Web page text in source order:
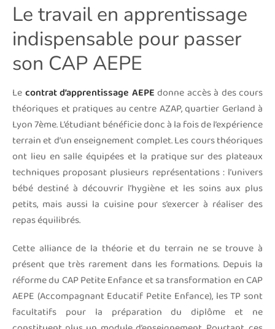
Le travail en apprentissage
indispensable pour passer
son CAP AEPE
Le contrat d’apprentissage AEPE donne accès à des cours
théoriques et pratiques au centre AZAP, quartier Gerland à
Lyon 7ème. L’étudiant bénéficie donc à la fois de l’expérience
terrain et d’un enseignement complet. Les cours théoriques
ont lieu en salle équipées et la pratique sur des plateaux
techniques proposant plusieurs représentations : l’univers
bébé destiné à découvrir l’hygiène et les soins aux plus
petits, mais aussi la cuisine pour s’exercer à réaliser des
repas équilibrés.
Cette alliance de la théorie et du terrain ne se trouve à
présent que très rarement dans les formations. Depuis la
réforme du CAP Petite Enfance et sa transformation en CAP
AEPE (Accompagnant Educatif Petite Enfance), les TP sont
facultatifs pour la préparation du diplôme et ne